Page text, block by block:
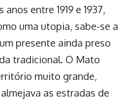
entre 1919 e 1937,
uma utopia, sabe-se a
presente ainda preso
tradicional. O Mato
muito grande,
as estradas de